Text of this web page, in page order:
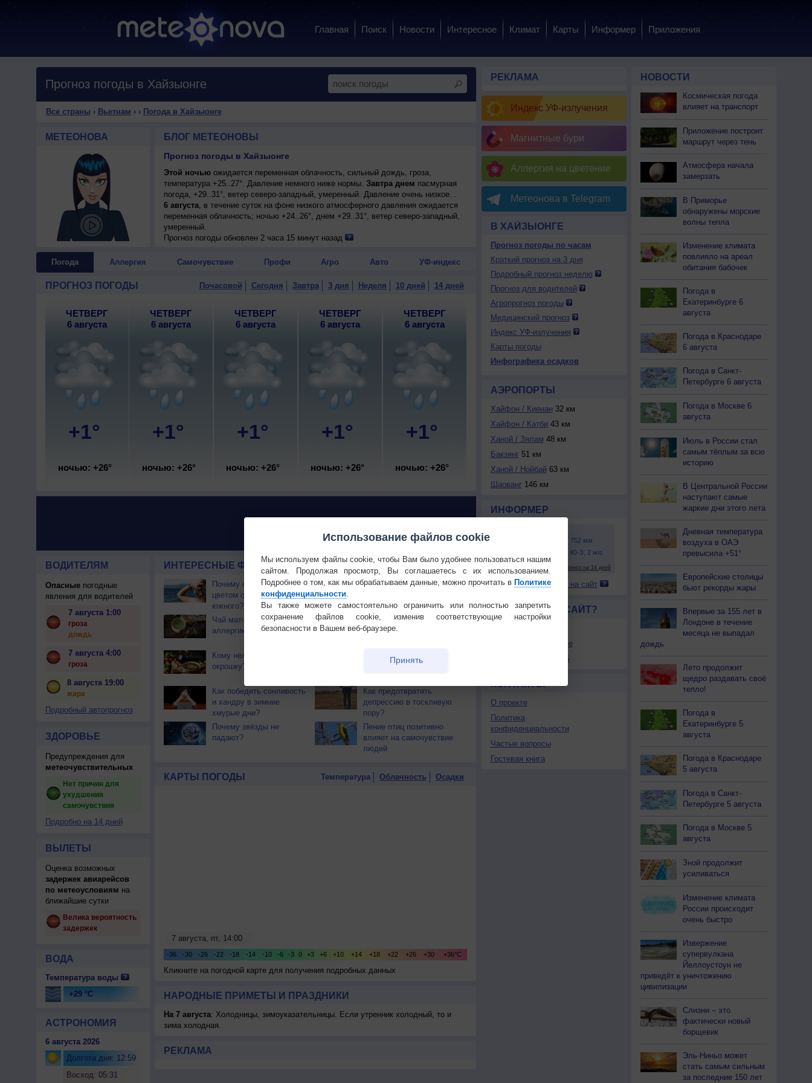
Главная Поиск Новости Интересное Климат Карты Информер Приложения
Прогноз погоды в Хайзыонге
Все страны › Вьетнам › › Погода в Хайзыонге
МЕТЕОНОВА БЛОГ МЕТЕОНОВЫ
Прогноз погоды в Хайзыонге
Этой ночьюожидается переменная облачность, сильный дождь, гроза,
температура +25..27°. Давление немного ниже нормы. Завтра днем пасмурная
погода, +29..31°, ветер северо-западный, умеренный. Давление очень низкое. .
6 августа, в течение суток на фоне низкого атмосферного давления ожидается
переменная облачность; ночью +24..26°, днем +29..31°, ветер северо-западный,
умеренный.
6 августа, в течение суток на фоне низкого атмосферного давления ожидается
6 августа, ожидается пасмурная погода; ночью и днем +29..31°, ветер северо-
Прогноз погоды обновлен 2 часа 15 минут назад
Погода Аллергия Самочувствие Профи Агро Авто УФ-индекс
ПРОГНОЗ ПОГОДЫ Почасовой Сегодня Завтра 3 дня Неделя 10 дней 14 дней
ЧЕТВЕРГ
6 августа
+1°
ночью: +26°
ЧЕТВЕРГ
6 августа
+1°
ночью: +26°
ЧЕТВЕРГ
6 августа
+1°
ночью: +26°
ЧЕТВЕРГ
6 августа
+1°
ночью: +26°
ЧЕТВЕРГ
6 августа
+1°
ночью: +26°
ВОДИТЕЛЯМ
Опасныепогодные
явления для водителей
7 августа 1:00
гроза
дождь
7 августа 4:00
гроза
8 августа 19:00
жара
Подробный автопрогноз
ЗДОРОВЬЕ
Предупреждения для
метеочувствительных
Нет причин для
ухудшения
самочувствия
Подробно на 14 дней
ВЫЛЕТЫ
Оценка возможных
задержек авиарейсов
по метеоусловиям на
ближайшие сутки
Велика вероятность
задержек
ВОДА
Температура воды
+29 °C
АСТРОНОМИЯ
6 августа 2026
Долгота дня: 12:59
Восход: 05:31
ИНТЕРЕСНЫЕ ФАКТЫ О ЧЕЛОВЕКЕ И ПРИРОДЕ
Почему северный загар
цветом отличается от
южного?
Букет сирени вреден для
Чай матча может помочь
аллергикам
Откуда берётся соль в
океанах?
Кому нельзя есть
окрошку?
Растение отпугивает
комаров не хуже
Как победить сонливость
и хандру в зимние
хмурые дни?
Как предотвратить
депрессию в тоскливую
пору?
Почему звёзды не
падают?
Пение птиц позитивно
влияет на самочувствие
людей
КАРТЫ ПОГОДЫ Температура Облачность Осадки
Кликните на погодной карте для получения подробных данных
НАРОДНЫЕ ПРИМЕТЫ И ПРАЗДНИКИ
На 7 августа: Холодницы, зимоуказательницы. Если утренник холодный, то и
зима холодная.
РЕКЛАМА
РЕКЛАМА
Индекс УФ-излучения
Магнитные бури
Аллергия на цветение
Метеонова в Telegram
В ХАЙЗЫОНГЕ
Прогноз погоды по часам
Краткий прогноз на 3 дня
Подробный прогноз неделю
Прогноз для водителей
Агропрогноз погоды
Медицинский прогноз
Индекс УФ-излучения
Карты погоды
Инфографика осадков
АЭРОПОРТЫ
Хайфон / Киенан 32 км
Хайфон / Катби 43 км
Ханой / Зялам 48 км
Бакзянг 51 км
Ханой / Нойбай 63 км
Шаованг 146 км
ИНФОРМЕР
Установите погоду на сайт
ПОНРАВИЛСЯ САЙТ?
Добавить в Избранное
Экпорт погоды в RSS
КОНТАКТЫ
О проекте
Политика
конфиденциальности
Частые вопросы
Гостевая книга
НОВОСТИ
Космическая погода
влияет на транспорт
Приложение построит
маршрут через тень
Атмосфера начала
замерзать
В Приморье
обнаружены морские
волны тепла
Изменение климата
повлияло на ареал
обитания бабочек
Погода в
Екатеринбурге 6
августа
Погода в Краснодаре
6 августа
Погода в Санкт-
Петербурге 6 августа
Погода в Москве 6
августа
Июль в России стал
самым тёплым за всю
историю
В Центральной России
наступают самые
жаркие дни этого лета
Дневная температура
воздуха в ОАЭ
превысила +51°
Европейские столицы
бьют рекорды жары
Впервые за 155 лет в
Лондоне в течение
месяца не выпадал
дождь
Лето продолжит
щедро раздавать своё
тепло!
Погода в
Екатеринбурге 5
августа
Погода в Краснодаре
5 августа
Погода в Санкт-
Петербурге 5 августа
Погода в Москве 5
августа
Зной продолжит
усиливаться
Изменение климата
России происходит
очень быстро
Извержение
супервулкана
Йеллоустоун не
приведёт к уничтожению
цивилизации
Слизни – это
фактически новый
борщевик
Эль-Ниньо может
стать самым сильным
за последние 150 лет
Использование файлов cookie
Мы используем файлы cookie, чтобы Вам было удобнее пользоваться нашим
сайтом. Продолжая просмотр, Вы соглашаетесь с их использованием.
Подробнее о том, как мы обрабатываем данные, можно прочитать в Политике
конфиденциальности.
Вы также можете самостоятельно ограничить или полностью запретить
сохранение файлов cookie, изменив соответствующие настройки
безопасности в Вашем веб-браузере.
Принять